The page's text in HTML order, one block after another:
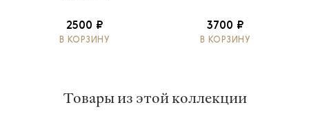
2500 ₽
В КОРЗИНУ
3700 ₽
В КОРЗИНУ
Товары из этой коллекции